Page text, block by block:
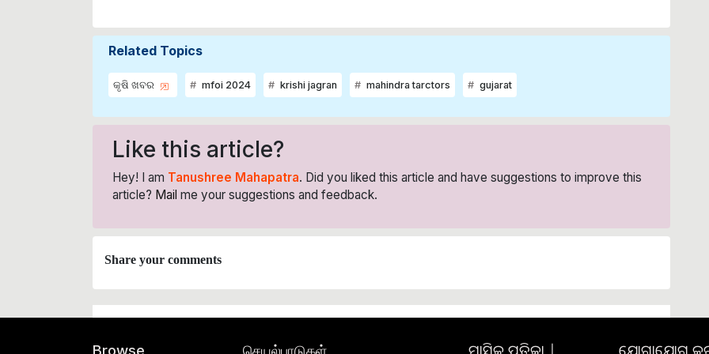
Related Topics
କୃଷି ଖବର mfoi 2024 krishi jagran mahindra tarctors gujarat
Like this article?
Hey! I am Tanushree Mahapatra. Did you liked this article and have suggestions to improve this
article? Mail me your suggestions and feedback.
Share your comments
Browse செயல்பாடுகள் ମାସିକ ପତ୍ରିକା | ଯୋଗାଯୋଗ